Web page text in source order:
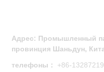
Адрес: Промышленный
провинция Шаньдун,
телефоны：
+86-